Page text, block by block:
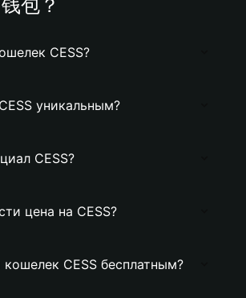
包？
CESS?
уникальным?
CESS?
цена на CESS?
кошелек CESS бесплатным?